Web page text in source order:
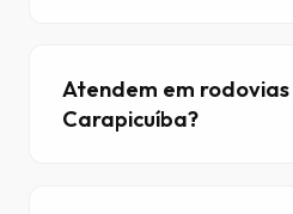
Atendem em
Carapicuíba?